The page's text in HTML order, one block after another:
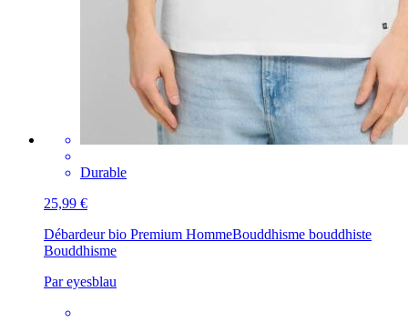
Durable
25,99 €
Débardeur bio Premium HommeBouddhisme bouddhiste
Bouddhisme
Par eyesblau